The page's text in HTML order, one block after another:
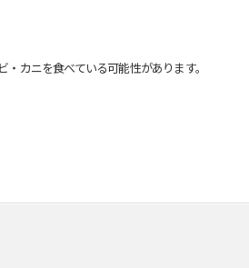
カニを食べている可能性があります。